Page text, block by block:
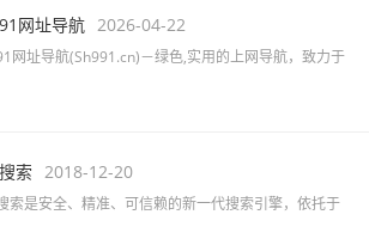
网址导航 2026-04-22
网址导航(Sh991.cn)－绿色,实用的上网导航，致力于
索 2018-12-20
索是安全、精准、可信赖的新一代搜索引擎，依托于